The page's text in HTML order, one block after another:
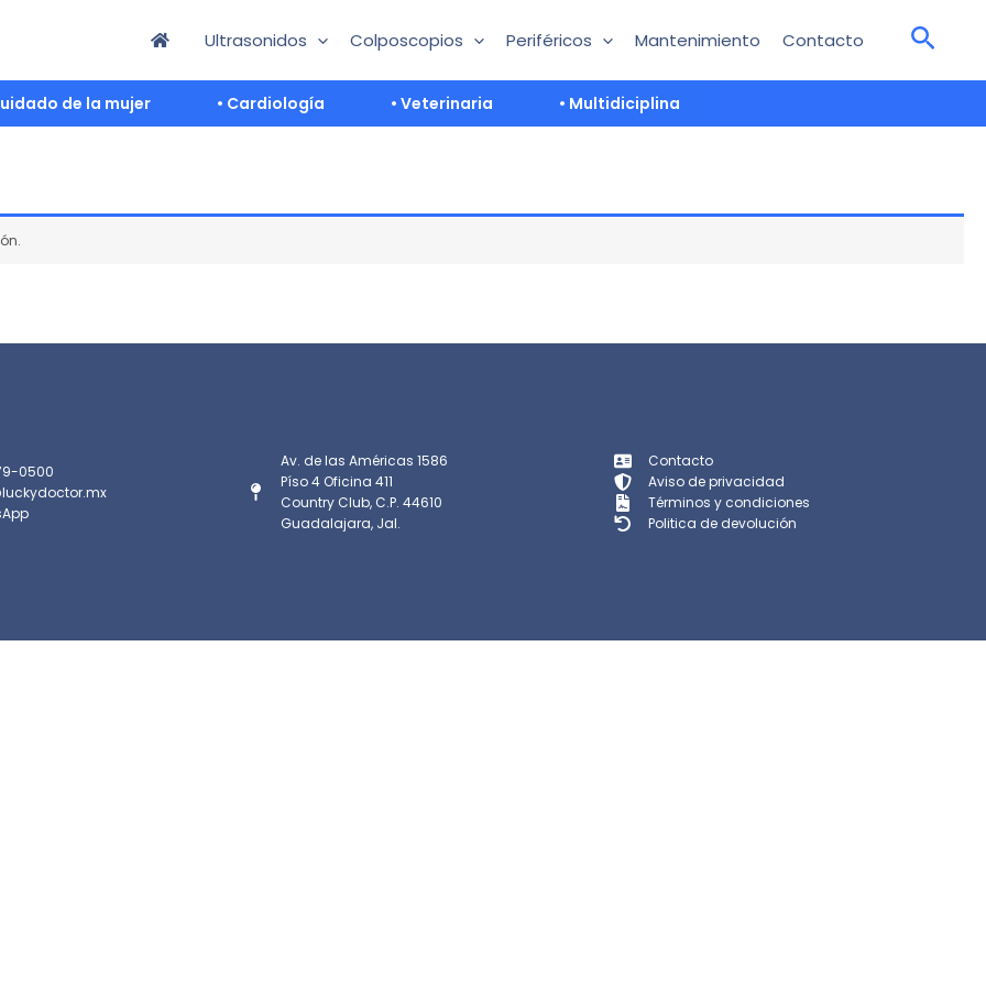
Ultrasonidos Colposcopios Periféricos Mantenimiento Contacto
de la mujer • Cardiología • Veterinaria • Multidiciplina
0500
Av. de las Américas 1586
Píso 4 Oficina 411
Country Club, C.P. 44610
Guadalajara, Jal.
Contacto
Aviso de privacidad
Términos y condiciones
Politica de devolución